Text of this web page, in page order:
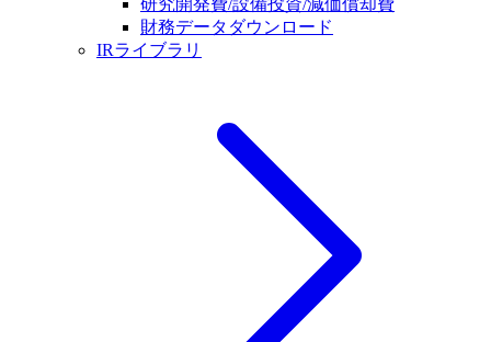
財務データダウンロード
IRライブラリ